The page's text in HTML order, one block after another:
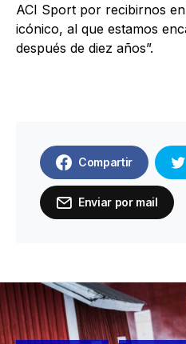
ACI Sport por recibirnos
icónico, al que estamos
después de diez años”.
Compartir
Enviar por mail